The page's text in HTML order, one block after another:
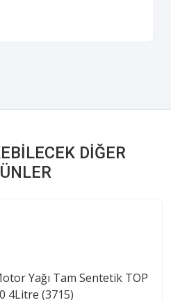
DIĞER